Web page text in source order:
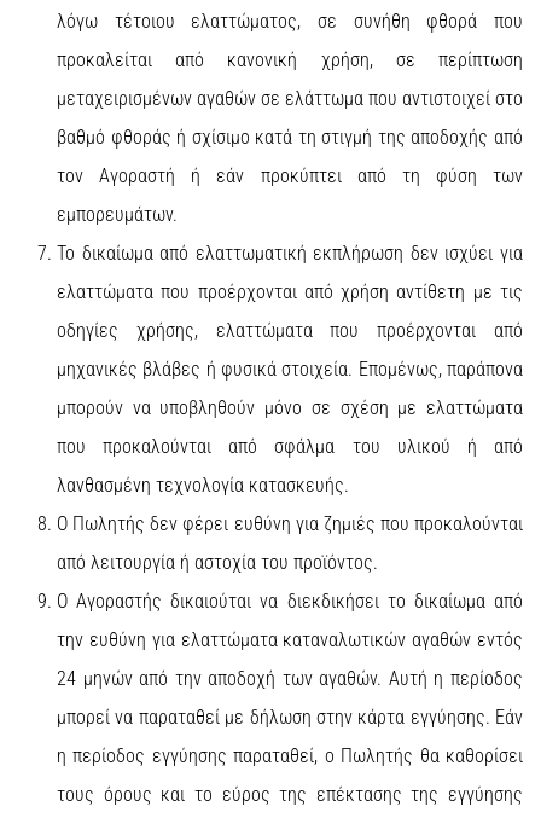
λόγω τέτοιου ελαττώματος, σε συνήθη φθορά που
προκαλείται από κανονική χρήση, σε περίπτωση
μεταχειρισμένων αγαθών σε ελάττωμα που αντιστοιχεί στο
βαθμό φθοράς ή σχίσιμο κατά τη στιγμή της αποδοχής από
τον Αγοραστή ή εάν προκύπτει από τη φύση των
εμπορευμάτων.
Το δικαίωμα από ελαττωματική εκπλήρωση δεν ισχύει για
ελαττώματα που προέρχονται από χρήση αντίθετη με τις
οδηγίες χρήσης, ελαττώματα που προέρχονται από
μηχανικές βλάβες ή φυσικά στοιχεία. Επομένως, παράπονα
μπορούν να υποβληθούν μόνο σε σχέση με ελαττώματα
που προκαλούνται από σφάλμα του υλικού ή από
λανθασμένη τεχνολογία κατασκευής.
Ο Πωλητής δεν φέρει ευθύνη για ζημιές που προκαλούνται
από λειτουργία ή αστοχία του προϊόντος.
Ο Αγοραστής δικαιούται να διεκδικήσει το δικαίωμα από
την ευθύνη για ελαττώματα καταναλωτικών αγαθών εντός
24 μηνών από την αποδοχή των αγαθών. Αυτή η περίοδος
μπορεί να παραταθεί με δήλωση στην κάρτα εγγύησης. Εάν
η περίοδος εγγύησης παραταθεί, ο Πωλητής θα καθορίσει
τους όρους και το εύρος της επέκτασης της εγγύησης